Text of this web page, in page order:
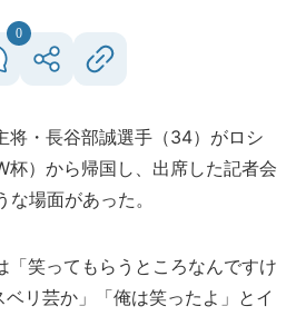
0
・長谷部誠選手（34）がロシ
杯）から帰国し、出席した記者会
場面があった。
笑ってもらうところなんですけ
リ芸か」「俺は笑ったよ」とイ